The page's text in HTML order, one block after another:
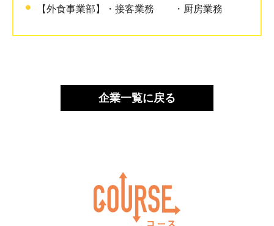
【外食事業部】・接客業務 ・厨房業務
企業一覧に戻る